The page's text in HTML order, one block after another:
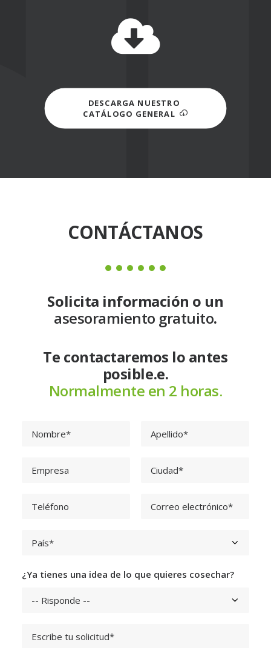
DESCARGA NUESTRO
CATÁLOGO GENERAL
CONTÁCTANOS
Solicita información o un
asesoramiento gratuito.
Te contactaremos lo antes
posible.e.
Normalmente en 2 horas.
¿Ya tienes una idea de lo que quieres cosechar?